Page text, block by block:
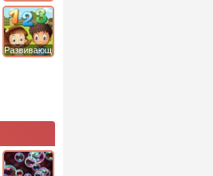
Развивающие